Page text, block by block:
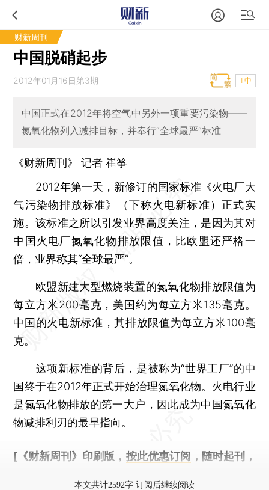
财新周刊
中国脱硝起步
2012年01月16日第3期 T中
中国正式在2012年将空气中另外一项重要污染物——
氮氧化物列入减排目标，并奉行“全球最严”标准
《财新周刊》 记者崔筝
2012年第一天，新修订的国家标准《火电厂大
气污染物排放标准》（下称火电新标准）正式实
施。该标准之所以引发业界高度关注，是因为其对
中国火电厂氮氧化物排放限值，比欧盟还严格一
倍，业界称其“全球最严”。
欧盟新建大型燃烧装置的氮氧化物排放限值为
每立方米200毫克，美国约为每立方米135毫克。
中国的火电新标准，其排放限值为每立方米100毫
克。
这项新标准的背后，是被称为“世界工厂”的中
国终于在2012年正式开始治理氮氧化物。火电行业
是氮氧化物排放的第一大户，因此成为中国氮氧化
物减排利刃的最早指向。
[《财新周刊》印刷版， 按此优惠订阅 ，随时起刊，
本文共计2592字 订阅后继续阅读